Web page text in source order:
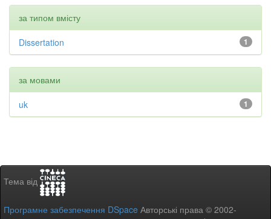
за типом вмісту
1
Dissertation
за мовами
1
uk
Тема від
Програмне забезпечення DSpace Авторські права © 2002-